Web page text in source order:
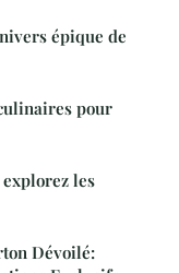
épique de
pour
les
Dévoilé: